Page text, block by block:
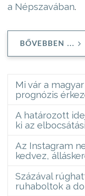
a Népszavában.
BŐVEBBEN ...
Mi vár a
prognózis
A határozott
ki az
Az Instagram
kedvez,
Százával
ruhaboltok a